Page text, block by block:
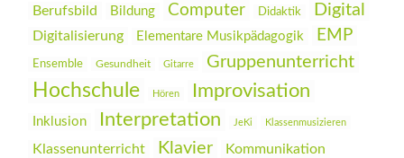
Berufsbild Bildung Computer Didaktik Digital
Digitalisierung Elementare Musikpädagogik EMP
Ensemble Gesundheit Gitarre Gruppenunterricht
Hochschule Hören Improvisation
Inklusion Interpretation JeKi Klassenmusizieren
Klassenunterricht Klavier Kommunikation